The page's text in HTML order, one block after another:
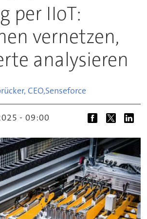
per IIoT:
vernetzen,
analysieren
CEO,Senseforce
- 09:00